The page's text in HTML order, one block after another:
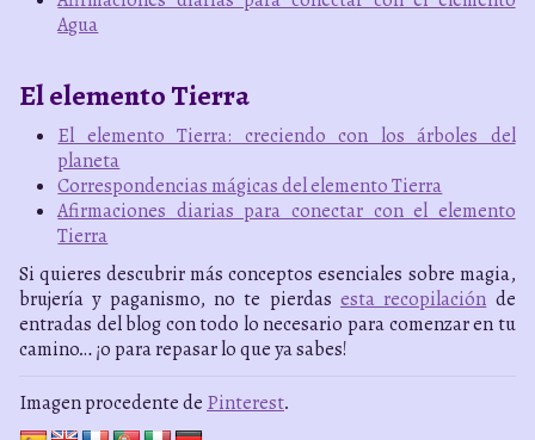
Agua
El elemento Tierra
El elemento Tierra: creciendo con los árboles del
planeta
Correspondencias mágicas del elemento Tierra
Afirmaciones diarias para conectar con el elemento
Tierra
Si quieres descubrir más conceptos esenciales sobre magia,
brujería y paganismo, no te pierdasesta recopilación de
entradas del blog con todo lo necesario para comenzar en tu
camino… ¡o para repasar lo que ya sabes!
Imagen procedente de Pinterest.